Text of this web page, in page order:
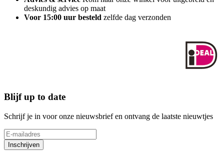
deskundig advies op maat
Voor 15:00 uur besteld zelfde dag verzonden
Blijf up to date
Schrijf je in voor onze nieuwsbrief en ontvang de laatste nieuwtjes
Inschrijven